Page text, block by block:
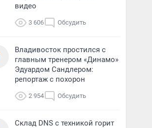
видео
3 606 Обсудить
Владивосток простился с
главным тренером «Динамо»
Эдуардом Сандлером:
репортаж с похорон
2 954 Обсудить
Склад DNS с техникой горит